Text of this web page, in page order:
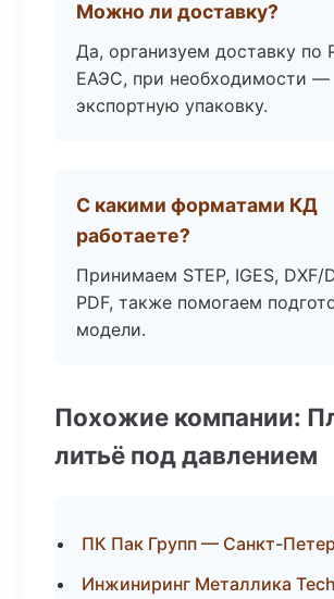
Можно ли доставку?
Да, организуем доставку по
ЕАЭС, при необходимости —
экспортную упаковку.
С какими форматами КД
работаете?
Принимаем STEP, IGES, DXF/
PDF, также помогаем
модели.
Похожие компании:
литьё под давлением
ПК Пак Групп — Санкт-
Инжиниринг Металлика